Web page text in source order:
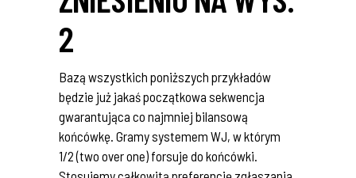
2
Bazą wszystkich poniższych przykładów
będzie już jakaś początkowa sekwencja
gwarantująca co najmniej bilansową
końcówkę. Gramy systemem WJ, w którym
1/2 (two over one) forsuje do końcówki.